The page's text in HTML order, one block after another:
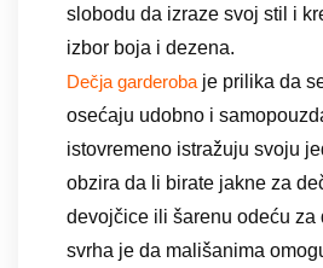
slobodu da izraze svoj stil i
izbor boja i dezena.
Dečja garderoba je prilika da
osećaju udobno i
istovremeno istražuju svoju
obzira da li birate jakne za
devojčice ili šarenu odeću za
svrha je da mališanima